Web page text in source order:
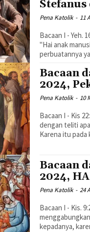
Pena Katolik - 11
Bacaan I - Yeh. 16:1-15.60.63 Lalu
"Hai anak
perbuatannya
Bacaan
2024,
Pena Katolik - 10
Bacaan I - Kis 22:30; 23:6-11 Namun
dengan teliti
Karena itu pada
Bacaan
2024,
Pena Katolik - 24
Bacaan I - Kis. 9:26-31 Setibanya di
kepadanya,